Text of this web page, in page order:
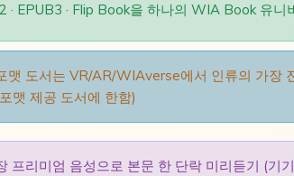
· EPUB3 · Flip Book을 하나의 WIA Book 유
맷 도서는 VR/AR/WIAverse에서 인류의 가장
맷 제공 도서에 한함)
프리미엄 음성으로 본문 한 단락 미리듣기 (기